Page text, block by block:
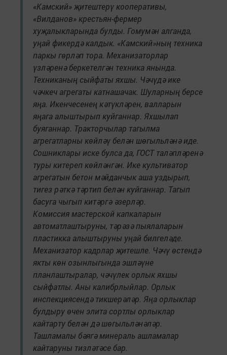
«Камский» җитештерү кооперативы,
«Вилданов» крестьян-фермер
хуҗалыкларында булды. Гомумән алганда,
уңай фикердә калдык. «Камский»ның техника
паркы гөрләп тора. Механизаторлар
үзләренә беркетелгән техника янында.
Техниканың сыйфаты яхшы. Чәчүдә ике
чәчкеч агрегаты катнашачак. Шуларның берсе
яңа. Икенчесенең кәтүкләрен, валларын
яңага алыштырып куйганнар. Яхшылап
буяганнар. Тракторчылар тагылма
агрегатларны көйләү белән шөгыльләнә иде.
Сошниклары иске булса да, ГОСТ таләпләренә
туры китереп көйләнгән. Ике культиватор
агрегатын бетон мәйданчык аша уздырып,
тигез рәткә тәртип белән куйганнар. Тагып
басуга чыгып китәргә әзерләр.
Комиссия мастерской капкаларын
автоматлаштыруны, тәрәзә пыялаларын
пластикка алыштыруны уңай билгеләде.
Механизатор кадрлар җитешле. Чәчү өстендә
якты көн озынлыгында эшләүне
планлаштыралар, чәчүлек орлык яхшы
сыйфатлы. Аны калибрлыйлар. Орлык
инспекциясендә тикшерәләр. Яңа орлыклар
булдыру өчен элита сортлы орлыклар
кайтарту белән дә шөгыльләнәләр.
Ташламалы бәягә минераль ашламалар
кайтаруны тизләтәсе бар.